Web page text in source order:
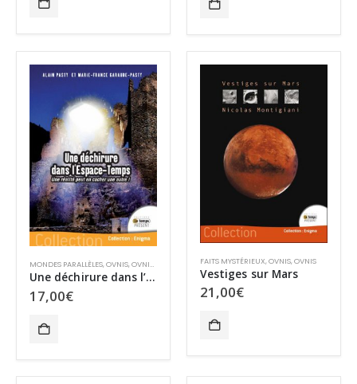
MONDES PARALLÈLES,OVNIS,OVNIS PHYSIQUE QUANTIQUE
Une déchirure dans l’Espace-Temps
17,00€
FAITS MYSTÉRIEUX,OVNIS,OVNIS
Vestiges sur Mars
21,00€